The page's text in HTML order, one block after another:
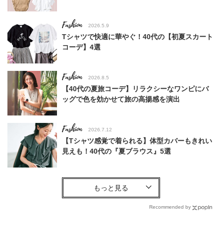
Fashion 2026.5.9
Tシャツで快適に華やぐ！40代の【初夏スカート
コーデ】4選
Fashion 2026.8.5
【40代の夏旅コーデ】リラクシーなワンピにバ
ッグで色を効かせて旅の高揚感を演出
Fashion 2026.7.12
【Tシャツ感覚で着られる】体型カバーもきれい
見えも！40代の『夏ブラウス』5選
Fashion
【5万円以下】人気スタイリストが推す！上品40
代に似合う「今どき通勤バッグ」名品3選
Recommended by